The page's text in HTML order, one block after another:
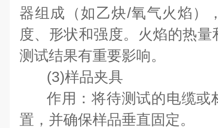
器组成（如乙炔/氧气火焰）
度、形状和强度。火焰的热
测试结果有重要影响。
(3)样品夹具
作用：将待测试的电缆或
置，并确保样品垂直固定。